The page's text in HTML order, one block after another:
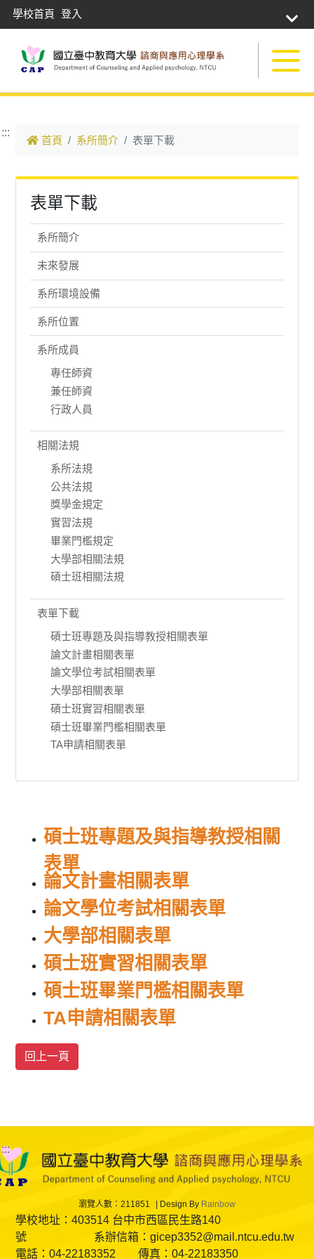
學校首頁 登入
跳到主要內容
:::
首頁 系所簡介 表單下載
表單下載
系所簡介
未來發展
系所環境設備
系所位置
系所成員
專任師資
兼任師資
行政人員
相關法規
系所法規
公共法規
獎學金規定
實習法規
畢業門檻規定
大學部相關法規
碩士班相關法規
表單下載
碩士班專題及與指導教授相關表單
論文計畫相關表單
論文學位考試相關表單
大學部相關表單
碩士班實習相關表單
碩士班畢業門檻相關表單
TA申請相關表單
碩士班專題及與指導教授相關
表單
論文計畫相關表單
論文學位考試相關表單
大學部相關表單
碩士班實習相關表單
碩士班畢業門檻相關表單
TA申請相關表單
:::
瀏覽人數：211851 Design By Rainbow
學校地址：403514 台中市西區民生路140
號 系辦信箱：gicep3352@mail.ntcu.edu.tw
電話：04-22183352 傳真：04-22183350